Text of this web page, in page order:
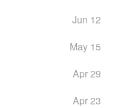
Jun 12
May 15
Apr 29
Apr 23